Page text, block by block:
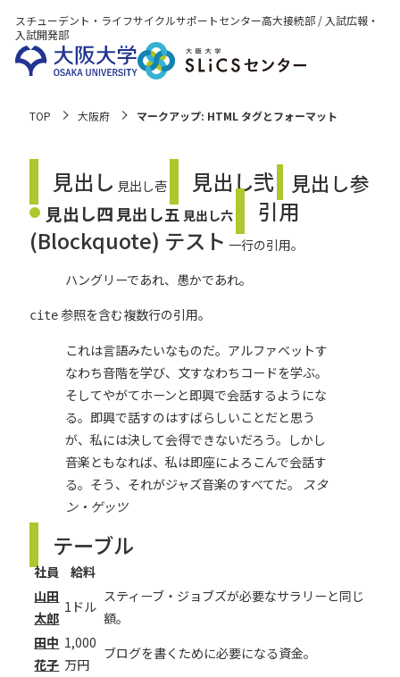
スチューデント・ライフサイクルサポートセンター高大接続部 / 入試広報・
入試開発部
TOP 大阪府 マークアップ: HTML タグとフォーマット
見出し 見出し壱 見出し弐 見出し参
見出し四 見出し五 見出し六
引用
(Blockquote) テスト 一行の引用。
ハングリーであれ、愚かであれ。
cite参照を含む複数行の引用。
これは言語みたいなものだ。アルファベットす
なわち音階を学び、文すなわちコードを学ぶ。
そしてやがてホーンと即興で会話するようにな
る。即興で話すのはすばらしいことだと思う
が、私には決して会得できないだろう。しかし
音楽ともなれば、私は即座によろこんで会話す
る。そう、それがジャズ音楽のすべてだ。
スタ
ン・ゲッツ
テーブル
社員
給料
山田
太郎
1ドル
スティーブ・ジョブズが必要なサラリーと同じ
額。
田中
花子
1,000
万円
ブログを書くために必要になる資金。